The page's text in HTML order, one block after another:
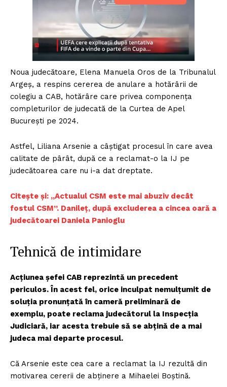
Noua judecătoare, Elena Manuela Oros de la Tribunalul
Argeș, a respins cererea de anulare a hotărârii de
colegiu a CAB, hotărâre care privea componența
completurilor de judecată de la Curtea de Apel
București pe 2024.
Astfel, Liliana Arsenie a câștigat procesul în care avea
calitate de pârât, după ce a reclamat-o la IJ pe
judecătoarea care nu i-a dat dreptate.
Citește și: „Actualul CSM este mai abuziv decât
fostul CSM”. Danileț, după excluderea a cincea oară a
judecătoarei Daniela Panioglu
Tehnică de intimidare
Acțiunea șefei CAB reprezintă un precedent
periculos. În acest fel, orice inculpat nemulțumit de
soluția pronunțată în cameră preliminară de
exemplu, poate reclama judecătorul la Inspecția
Judiciară, iar acesta trebuie să se abțină de a mai
judeca mai departe procesul.
Că Arsenie este cea care a reclamat la IJ rezultă din
motivarea cererii de abținere a Mihaelei Boștină.